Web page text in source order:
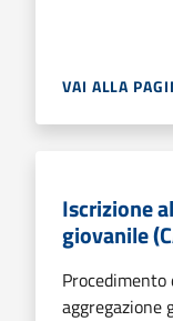
VAI ALLA
Iscrizione
giovanile
aggregazione